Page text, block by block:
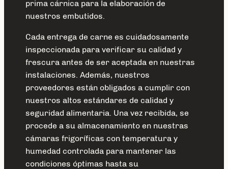
prima cárnica para la elaboración de
nuestros embutidos.
Cada entrega de carne es cuidadosamente
inspeccionada para verificar su calidad y
frescura antes de ser aceptada en nuestras
instalaciones. Además, nuestros
proveedores están obligados a cumplir con
nuestros altos estándares de calidad y
seguridad alimentaria. Una vez recibida, se
procede a su almacenamiento en nuestras
cámaras frigoríficas con temperatura y
humedad controlada para mantener las
condiciones óptimas hasta su